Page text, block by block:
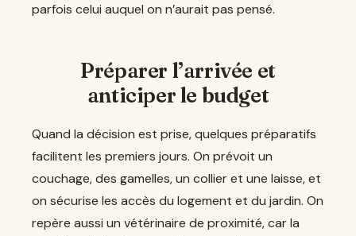
parfois celui auquel on n’aurait pas pensé.
Préparer l’arrivée et
anticiper le budget
Quand la décision est prise, quelques préparatifs
facilitent les premiers jours. On prévoit un
couchage, des gamelles, un collier et une laisse, et
on sécurise les accès du logement et du jardin. On
repère aussi un vétérinaire de proximité, car la